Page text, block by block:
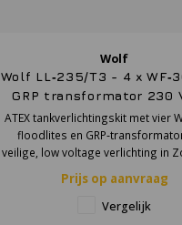
Wolf
Wolf LL‑235/T3 - 4 x
GRP transformator 230
ATEX - Tank lighting kit
1/21
ATEX tankverlichtingskit met vier
floodlites en
veilige, low voltage verlichting in
Prijs op aanvraag
Vergelijk